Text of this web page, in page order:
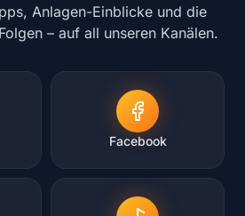
Anlagen-Einblicke und die
– auf all unseren Kanälen.
Facebook